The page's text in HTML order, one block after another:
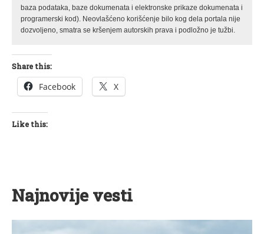
baza podataka, baze dokumenata i elektronske prikaze dokumenata i
programerski kod). Neovlašćeno korišćenje bilo kog dela portala nije
dozvoljeno, smatra se kršenjem autorskih prava i podložno je tužbi.
Share this:
Facebook X
Like this:
Najnovije vesti